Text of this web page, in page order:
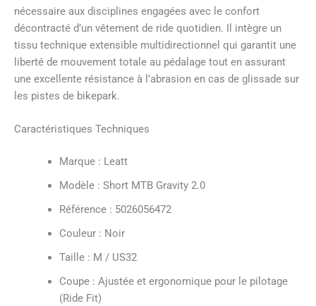
nécessaire aux disciplines engagées avec le confort
décontracté d’un vêtement de ride quotidien. Il intègre un
tissu technique extensible multidirectionnel qui garantit une
liberté de mouvement totale au pédalage tout en assurant
une excellente résistance à l’abrasion en cas de glissade sur
les pistes de bikepark.
Caractéristiques Techniques
Marque : Leatt
Modèle : Short MTB Gravity 2.0
Référence : 5026056472
Couleur : Noir
Taille : M / US32
Coupe : Ajustée et ergonomique pour le pilotage
(Ride Fit)